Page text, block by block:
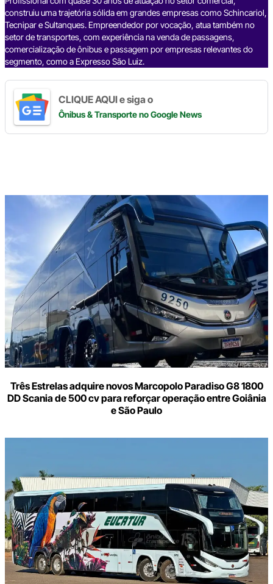
o
k
s
I
n
a
m
p
p
n
k
construiu uma trajetória sólida em grandes empresas como Schincariol,
Tecnipar e Sultanques. Empreendedor por vocação, atua também no
setor de transportes, com experiência na venda de passagens,
comercialização de ônibus e passagem por empresas relevantes do
segmento, como a Expresso São Luiz.
CLIQUE AQUI e siga o
Ônibus & Transporteno Google News
Três Estrelas adquire novos Marcopolo Paradiso G8 1800
DD Scania de 500 cv para reforçar operação entre Goiânia
e São Paulo
seu
mail